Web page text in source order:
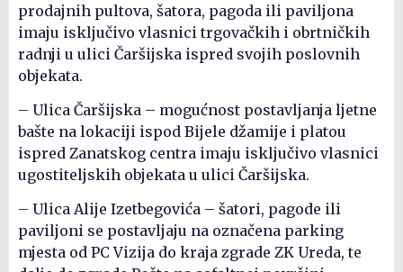
prodajnih pultova, šatora, pagoda ili paviljona
imaju isključivo vlasnici trgovačkih i obrtničkih
radnji u ulici Čaršijska ispred svojih poslovnih
objekata.
– Ulica Čaršijska – mogućnost postavljanja ljetne
bašte na lokaciji ispod Bijele džamije i platou
ispred Zanatskog centra imaju isključivo vlasnici
ugostiteljskih objekata u ulici Čaršijska.
– Ulica Alije Izetbegovića – šatori, pagode ili
paviljoni se postavljaju na označena parking
mjesta od PC Vizija do kraja zgrade ZK Ureda, te